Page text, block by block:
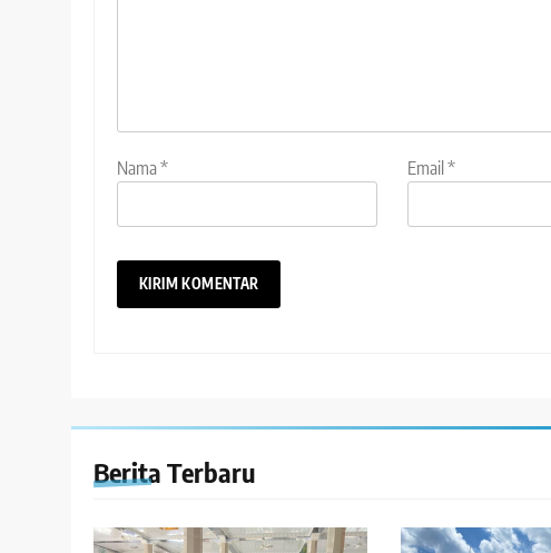
Nama* Email*
Berita Terbaru